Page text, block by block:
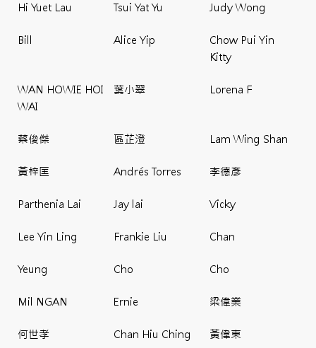
Hi Yuet Lau Tsui Yat Yu Judy Wong
Bill Alice Yip
Chow Pui Yin
Kitty
WAN HOWIE HOI
WAI
葉小翠 Lorena F
蔡俊傑 區芷澄 Lam Wing Shan
黃梓匡 Andrés Torres 李德彥
Parthenia Lai Jay lai Vicky
Lee Yin Ling Frankie Liu Chan
Yeung Cho Cho
Mil NGAN Ernie 梁偉業
何世孝 Chan Hiu Ching 黃偉東